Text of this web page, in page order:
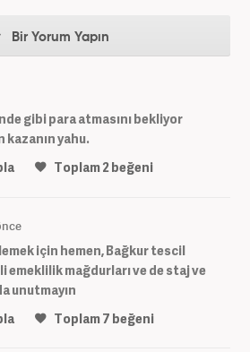
Bir Yorum Yapın
gibi para atmasını bekliyor
kazanın yahu.
Toplam2beğeni
için hemen, Bağkur tescil
emeklilik mağdurları ve de staj ve
unutmayın
Toplam7 beğeni